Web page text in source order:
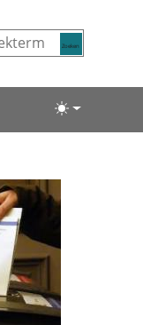
Lichte/